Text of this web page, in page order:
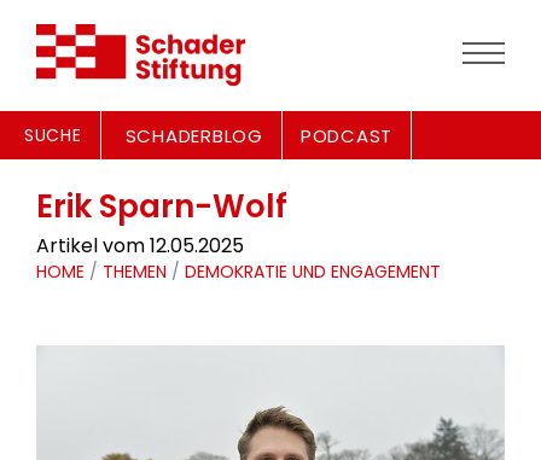
SUCHE SCHADERBLOG PODCAST
Erik Sparn-Wolf
Artikel vom 12.05.2025
HOME / THEMEN / DEMOKRATIE UND ENGAGEMENT